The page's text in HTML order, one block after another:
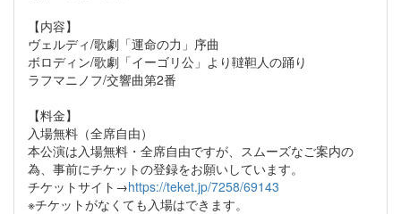
【内容】
ヴェルディ/歌劇「運命の力」序曲
ボロディン/歌劇「イーゴリ公」より韃靼人の踊り
ラフマニノフ/交響曲第2番
【料金】
入場無料（全席自由）
本公演は入場無料・全席自由ですが、スムーズなご案内の
為、事前にチケットの登録をお願いしています。
チケットサイト→https://teket.jp/7258/69143
※チケットがなくても入場はできます。